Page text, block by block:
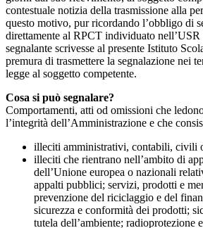
contestuale notizia della trasmissione alla
questo motivo, pur ricordando l’obbligo di
direttamente al RPCT individuato
segnalante scrivesse al presente Istituto
premura di trasmettere la segnalazione nei
legge al soggetto competente.
Cosa si può segnalare?
Comportamenti, atti od omissioni che
l’integrità dell’Amministrazione e che
illeciti amministrativi, contabili, civili
illeciti che rientrano nell’ambito di
dell’Unione europea o nazionali
appalti pubblici; servizi, prodotti e
prevenzione del riciclaggio e del
sicurezza e conformità dei prodotti;
tutela dell’ambiente; radioprotezione